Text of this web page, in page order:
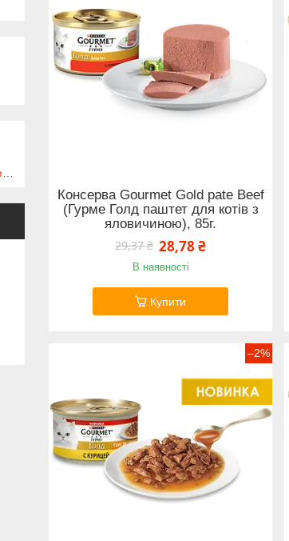
Консерва Gourmet Gold pate Beef
(Гурме Голд паштет для котів з
яловичиною), 85г.
29,37 ₴ 28,78 ₴
В наявності
Купити
–2%